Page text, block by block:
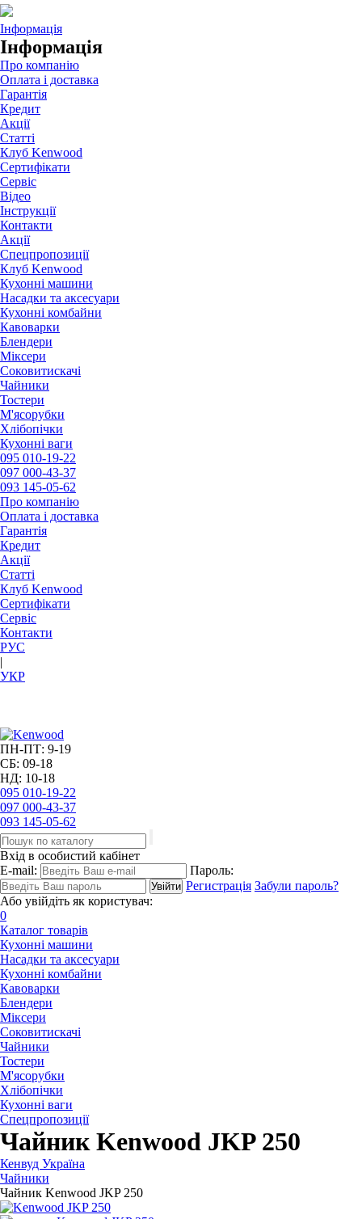
Інформація
Інформація
Про компанію
Оплата і доставка
Гарантія
Кредит
Акції
Статті
Клуб Kenwood
Сертифікати
Сервіс
Відео
Інструкції
Контакти
Акції
Спецпропозиції
Клуб Kenwood
Кухонні машини
Насадки та аксесуари
Кухонні комбайни
Кавоварки
Блендери
Міксери
Соковитискачі
Чайники
Тостери
М'ясорубки
Хлібопічки
Кухонні ваги
095 010-19-22
097 000-43-37
093 145-05-62
Про компанію
Оплата і доставка
Гарантія
Кредит
Акції
Статті
Клуб Kenwood
Сертифікати
Сервіс
Контакти
РУC
|
УКР
ПН-ПТ: 9-19
СБ: 09-18
НД: 10-18
095 010-19-22
097 000-43-37
093 145-05-62
Вхід в особистий кабінет
E-mail:
Пароль:
Регистрація Забули пароль?
Або увійдіть як користувач:
0
Каталог товарів
Кухонні машини
Насадки та аксесуари
Кухонні комбайни
Кавоварки
Блендери
Міксери
Соковитискачі
Чайники
Тостери
М'ясорубки
Хлібопічки
Кухонні ваги
Спецпропозиції
Чайник Kenwood JKP 250
Кенвуд Україна
Чайники
Чайник Kenwood JKP 250